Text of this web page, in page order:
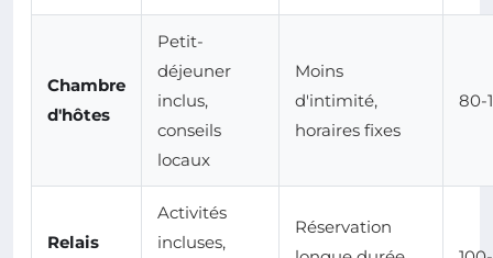
Chambre
d'hôtes
Petit-
déjeuner
inclus,
conseils
locaux
Moins
d'intimité,
horaires fixes
80-
Relais
Activités
incluses,
Réservation